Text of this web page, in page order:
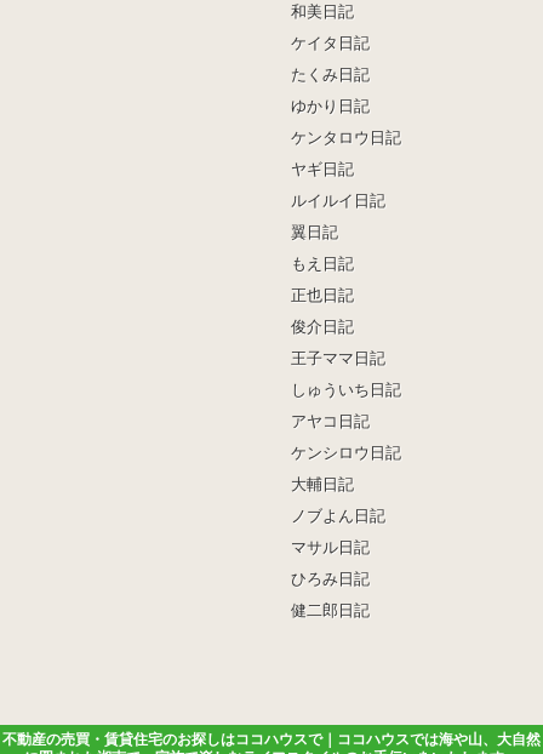
和美日記
ケイタ日記
たくみ日記
ゆかり日記
ケンタロウ日記
ヤギ日記
ルイルイ日記
翼日記
もえ日記
正也日記
俊介日記
王子ママ日記
しゅういち日記
アヤコ日記
ケンシロウ日記
大輔日記
ノブよん日記
マサル日記
ひろみ日記
健二郎日記
不動産の売買・賃貸住宅のお探しはココハウスで｜ココハウスでは海や山、大自然